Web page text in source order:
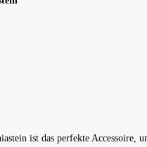
ist das perfekte Accessoire,